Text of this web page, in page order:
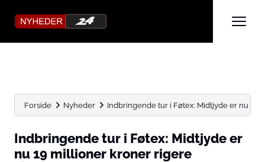
Forside Nyheder Indbringende tur i Føtex: Midtjyde er nu 19
Indbringende tur i Føtex: Midtjyde er
nu 19 millioner kroner rigere